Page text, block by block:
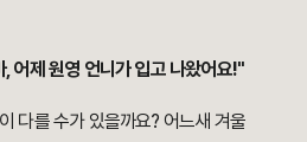
어제 원영 언니가 입고 나왔어요!"
다를 수가 있을까요? 어느새 겨울